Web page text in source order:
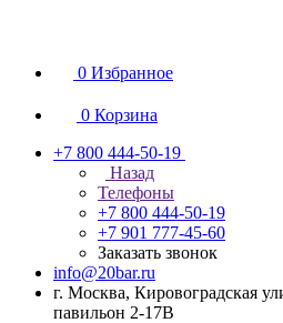
0 Избранное
0 Корзина
+7 800 444-50-19
Назад
Телефоны
+7 800 444-50-19
+7 901 777-45-60
Заказать звонок
info@20bar.ru
г. Москва, Кировоградская
павильон 2-17В